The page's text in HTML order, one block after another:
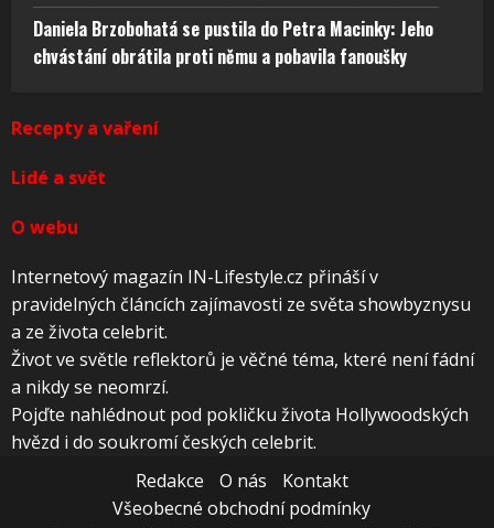
Daniela Brzobohatá se pustila do Petra Macinky: Jeho
chvástání obrátila proti němu a pobavila fanoušky
Recepty a vaření
Lidé a svět
O webu
Internetový magazín IN-Lifestyle.cz přináší v
pravidelných článcích zajímavosti ze světa showbyznysu
a ze života celebrit.
Život ve světle reflektorů je věčné téma, které není fádní
a nikdy se neomrzí.
Pojďte nahlédnout pod pokličku života Hollywoodských
hvězd i do soukromí českých celebrit.
Redakce
O nás
Kontakt
Všeobecné obchodní podmínky